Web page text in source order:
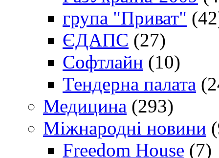
група "Приват"
ЄДАПС (27)
Софтлайн (10)
Тендерна палата
Медицина (293)
Міжнародні новини
Freedom House (7)